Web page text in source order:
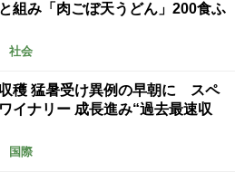
組み「肉ごぼ天うどん」200食ふ
社会
穫 猛暑受け異例の早朝に スペ
イナリー 成長進み“過去最速収
国際